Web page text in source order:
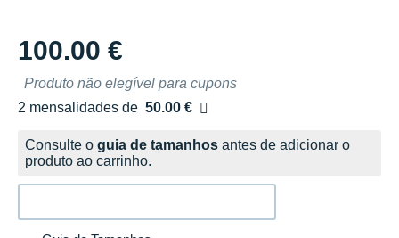
100.00 €
Produto não elegível para cupons
2 mensalidades de 50.00 €
sem custos
Consulte o guia de tamanhos antes de adicionar o
produto ao carrinho.